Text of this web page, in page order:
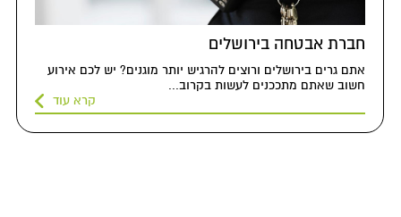
חברת אבטחה בירושלים
אתם גרים בירושלים ורוצים להרגיש יותר מוגנים? יש לכם אירוע
חשוב שאתם מתככנים לעשות בקרוב...
קרא עוד